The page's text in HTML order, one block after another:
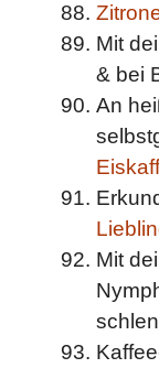
Mit
& bei
An
Mit